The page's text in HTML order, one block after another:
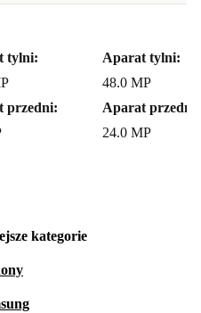
tylni:
przedni:
Aparat tylni:
48.0 MP
Aparat przedni:
24.0 MP
kategorie